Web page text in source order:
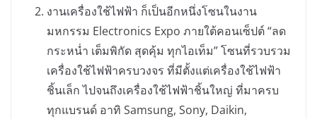
งานเครื่องใช้ไฟฟ้า ก็เป็นอีกหนึ่งโซนในงาน
มหกรรม Electronics Expo ภายใต้คอนเซ็ปต์ “ลด
กระหน่ำ เต็มพิกัด สุดคุ้ม ทุกไอเท็ม” โซนที่รวบรวม
เครื่องใช้ไฟฟ้าครบวงจร ที่มีตั้งแต่เครื่องใช้ไฟฟ้า
ชิ้นเล็ก ไปจนถึงเครื่องใช้ไฟฟ้าชิ้นใหญ่ ที่มาครบ
ทุกแบรนด์ อาทิ Samsung, Sony, Daikin,